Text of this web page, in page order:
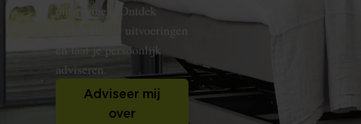
ontspannen. Ontdek
verschillende uitvoeringen
en laat je persoonlijk
adviseren.
Adviseer mij
over